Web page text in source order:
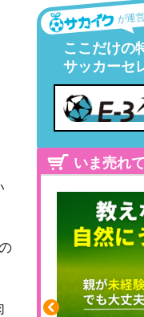
が運営
ここだけの
サッカーセ
いま売れ